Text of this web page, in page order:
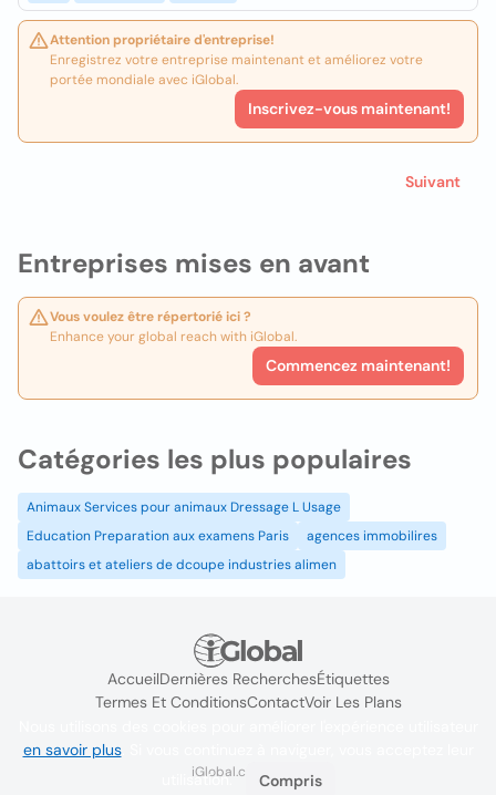
Entreprises mises en avant
Vous voulez être répertorié ici ?
Enhance your global reach with iGlobal.
Commencez maintenant!
Attention propriétaire d'entreprise!
Enregistrez votre entreprise maintenant et améliorez votre
portée mondiale avec iGlobal.
Inscrivez-vous maintenant!
Suivant
Catégories les plus populaires
Animaux Services pour animaux Dressage L Usage
Education Preparation aux examens Paris
agences immobilires
abattoirs et ateliers de dcoupe industries alimen
AccueilDernières RecherchesÉtiquettes
Termes Et ConditionsContactVoir Les Plans
iGlobal.co @ 2024
en savoir plus. Si vous continuez à naviguer, vous acceptez leur
utilisation.
Compris